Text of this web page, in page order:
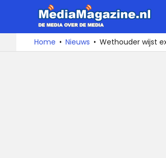
naar
De
media
over
Home Nieuws Wethouder wijst